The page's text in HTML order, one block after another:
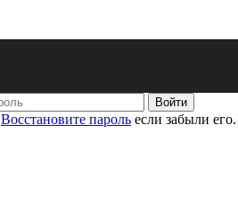
Восстановите пароль если забыли его.